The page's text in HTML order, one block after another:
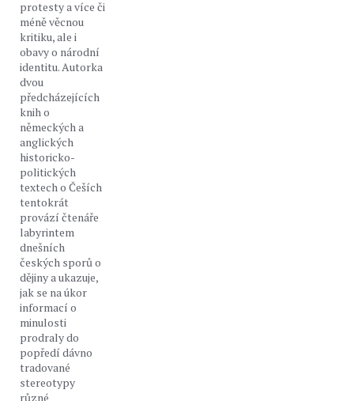
protesty a více či
méně věcnou
kritiku, ale i
obavy o národní
identitu. Autorka
dvou
předcházejících
knih o
německých a
anglických
historicko-
politických
textech o Češích
tentokrát
provází čtenáře
labyrintem
dnešních
českých sporů o
dějiny a ukazuje,
jak se na úkor
informací o
minulosti
prodraly do
popředí dávno
tradované
stereotypy
různé